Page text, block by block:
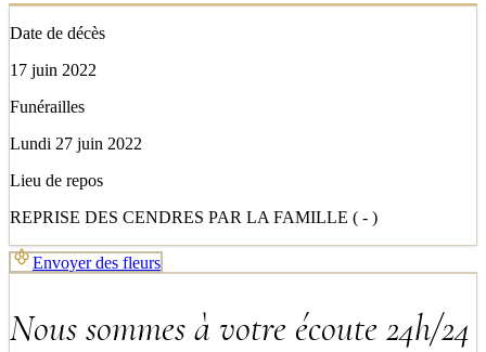
Date de décès
17 juin 2022
Funérailles
Lundi 27 juin 2022
Lieu de repos
REPRISE DES CENDRES PAR LA FAMILLE ( - )
Envoyer des fleurs
Nous sommes à votre écoute 24h/24